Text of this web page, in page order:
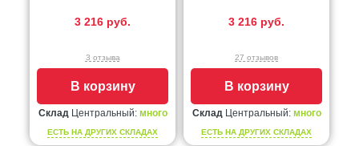
3 216 руб.
3 отзыва
В корзину
СкладЦентральный: много
ЕСТЬ НА ДРУГИХ СКЛАДАХ
3 216 руб.
27 отзывов
В корзину
СкладЦентральный: много
ЕСТЬ НА ДРУГИХ СКЛАДАХ